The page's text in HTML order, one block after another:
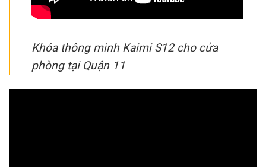
Khóa thông minh Kaimi S12 cho cửa
phòng tại Quận 11